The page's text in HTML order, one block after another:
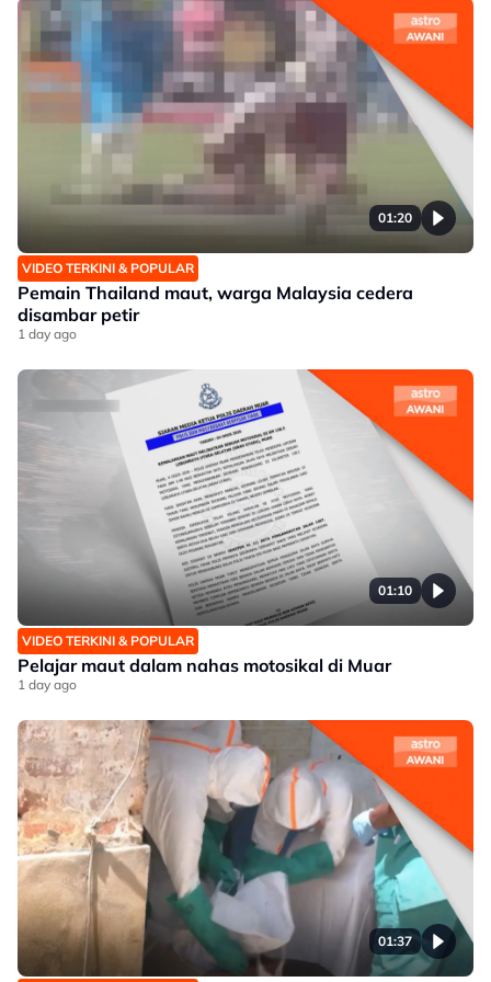
01:20
VIDEO TERKINI & POPULAR
Pemain Thailand maut, warga Malaysia cedera
disambar petir
1 day ago
01:10
VIDEO TERKINI & POPULAR
Pelajar maut dalam nahas motosikal di Muar
1 day ago
01:37